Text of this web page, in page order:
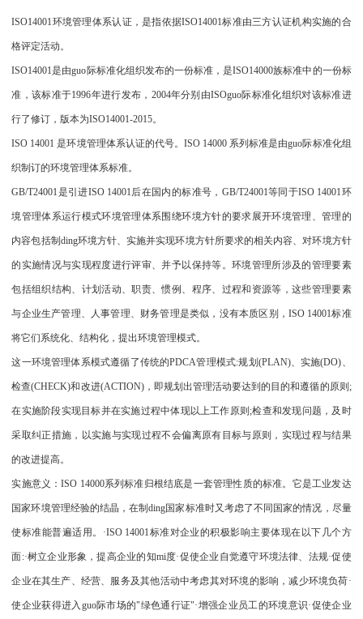
ISO14001环境管理体系认证，是指依据ISO14001标准由三方认证机构实施的合
格评定活动。
ISO14001是由guo际标准化组织发布的一份标准，是ISO14000族标准中的一份标
准，该标准于1996年进行发布，2004年分别由ISOguo际标准化组织对该标准进
行了修订，版本为ISO14001-2015。
ISO 14001 是环境管理体系认证的代号。ISO 14000 系列标准是由guo际标准化组
织制订的环境管理体系标准。
GB/T24001是引进ISO 14001后在国内的标准号，GB/T24001等同于ISO 14001环
境管理体系运行模式环境管理体系围绕环境方针的要求展开环境管理、管理的
内容包括制ding环境方针、实施并实现环境方针所要求的相关内容、对环境方针
的实施情况与实现程度进行评审、并予以保持等。环境管理所涉及的管理要素
包括组织结构、计划活动、职责、惯例、程序、过程和资源等，这些管理要素
与企业生产管理、人事管理、财务管理是类似，没有本质区别，ISO 14001标准
将它们系统化、结构化，提出环境管理模式。
这一环境管理体系模式遵循了传统的PDCA管理模式:规划(PLAN)、实施(DO)、
检查(CHECK)和改进(ACTION)，即规划出管理活动要达到的目的和遵循的原则;
在实施阶段实现目标并在实施过程中体现以上工作原则;检查和发现问题，及时
采取纠正措施，以实施与实现过程不会偏离原有目标与原则，实现过程与结果
的改进提高。
实施意义：ISO 14000系列标准归根结底是一套管理性质的标准。它是工业发达
国家环境管理经验的结晶，在制ding国家标准时又考虑了不同国家的情况，尽量
使标准能普遍适用。·ISO 14001标准对企业的积极影响主要体现在以下几个方
面:·树立企业形象，提高企业的知mi度·促使企业自觉遵守环境法律、法规·促使
企业在其生产、经营、服务及其他活动中考虑其对环境的影响，减少环境负荷·
使企业获得进入guo际市场的"绿色通行证"·增强企业员工的环境意识·促使企业